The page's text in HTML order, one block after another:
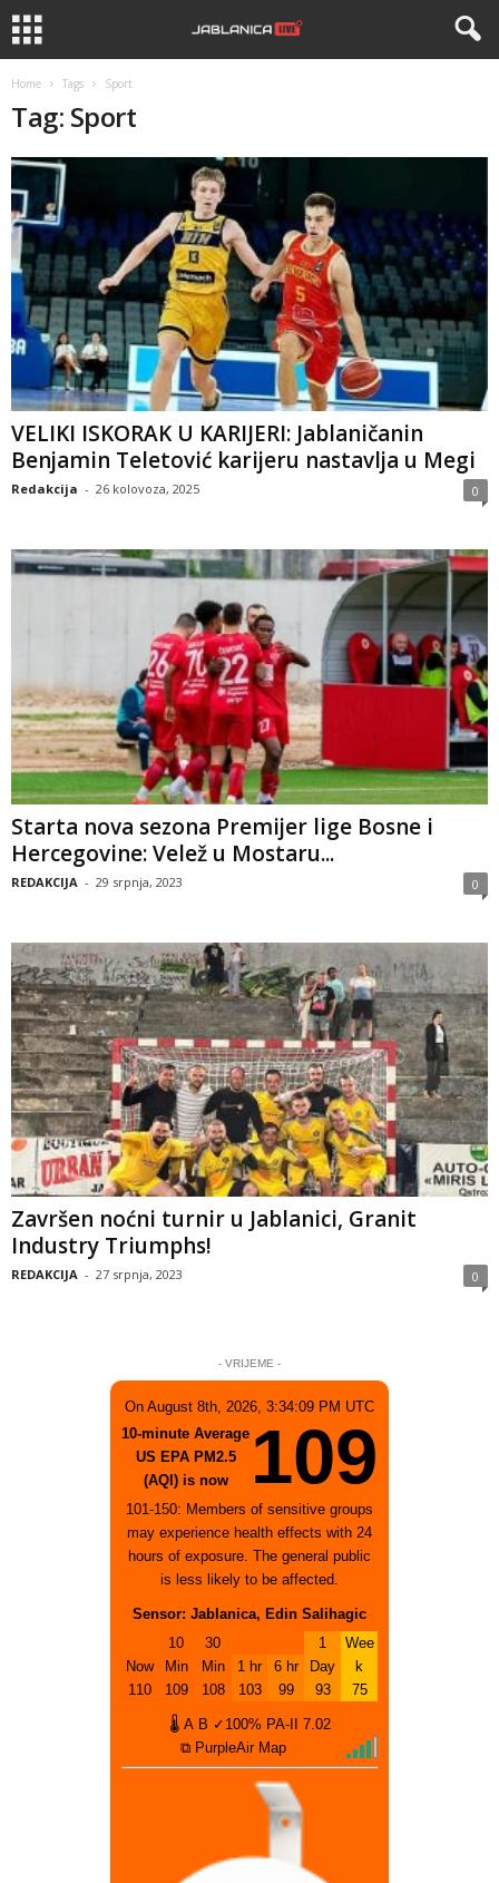
Home Tags Sport
Tag: Sport
VELIKI ISKORAK U KARIJERI: Jablaničanin
Benjamin Teletović karijeru nastavlja u Megi
Redakcija - 26 kolovoza, 2025 0
Starta nova sezona Premijer lige Bosne i
Hercegovine: Velež u Mostaru...
REDAKCIJA - 29 srpnja, 2023 0
Završen noćni turnir u Jablanici, Granit
Industry Triumphs!
REDAKCIJA - 27 srpnja, 2023 0
- VRIJEME -
On August 8th, 2026, 3:34:09 PM UTC
10-minute Average
US EPA PM2.5
(AQI) is now
109
101-150: Members of sensitive groups
may experience health effects with 24
hours of exposure. The general public
is less likely to be affected.
Sensor: Jablanica, Edin Salihagic
Now
110
10
Min
109
30
Min
108
1 hr
103
6 hr
99
1
Day
93
Wee
k
75
🌡 A B ✓100% PA-II
7.02
⧉ PurpleAir Map